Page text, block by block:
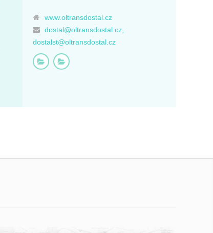
www.oltransdostal.cz
dostal@oltransdostal.cz,
dostalst@oltransdostal.cz